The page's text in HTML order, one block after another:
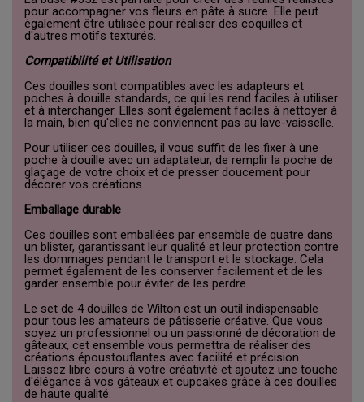
pour accompagner vos fleurs en pâte à sucre. Elle peut
également être utilisée pour réaliser des coquilles et
d'autres motifs texturés.
Compatibilité et Utilisation
Ces douilles sont compatibles avec les adapteurs et
poches à douille standards, ce qui les rend faciles à utiliser
et à interchanger. Elles sont également faciles à nettoyer à
la main, bien qu'elles ne conviennent pas au lave-vaisselle.
Pour utiliser ces douilles, il vous suffit de les fixer à une
poche à douille avec un adaptateur, de remplir la poche de
glaçage de votre choix et de presser doucement pour
décorer vos créations.
Emballage durable
Ces douilles sont emballées par ensemble de quatre dans
un blister, garantissant leur qualité et leur protection contre
les dommages pendant le transport et le stockage. Cela
permet également de les conserver facilement et de les
garder ensemble pour éviter de les perdre.
Le set de 4 douilles de Wilton est un outil indispensable
pour tous les amateurs de pâtisserie créative. Que vous
soyez un professionnel ou un passionné de décoration de
gâteaux, cet ensemble vous permettra de réaliser des
créations époustouflantes avec facilité et précision.
Laissez libre cours à votre créativité et ajoutez une touche
d'élégance à vos gâteaux et cupcakes grâce à ces douilles
de haute qualité.